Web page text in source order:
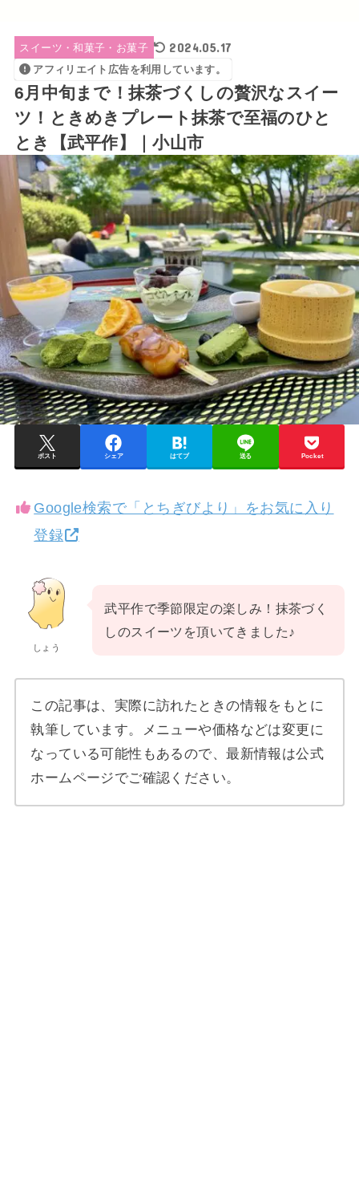
スイーツ・和菓子・お菓子 2024.05.17
アフィリエイト広告を利用しています。
6月中旬まで！抹茶づくしの贅沢なスイー
ツ！ときめきプレート抹茶で至福のひと
とき【武平作】｜小山市
ポスト シェア はてブ 送る Pocket
Google検索で「とちぎびより」をお気に入り
登録
しょう
武平作で季節限定の楽しみ！抹茶づく
しのスイーツを頂いてきました♪
この記事は、実際に訪れたときの情報をもとに
執筆しています。メニューや価格などは変更に
なっている可能性もあるので、最新情報は公式
ホームページでご確認ください。